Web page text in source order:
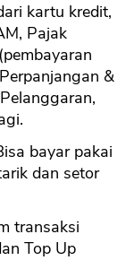
kartu kredit,
Pajak
&
bayar pakai
dan setor
transaksi
Top Up